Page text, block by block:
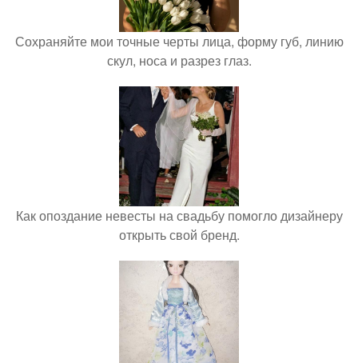
Сохраняйте мои точные черты лица, форму губ, линию
скул, носа и разрез глаз.
Как опоздание невесты на свадьбу помогло дизайнеру
открыть свой бренд.